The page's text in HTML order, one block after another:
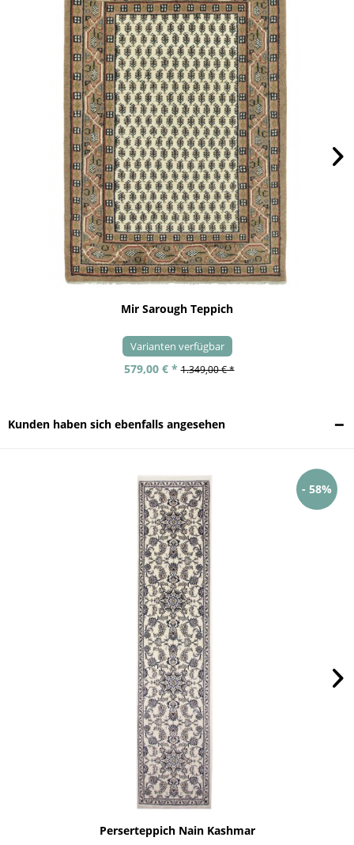
Mir Sarough Teppich
Varianten verfügbar
579,00 € * 1.349,00 € *
Kunden haben sich ebenfalls angesehen
- 58%
Perserteppich Nain Kashmar